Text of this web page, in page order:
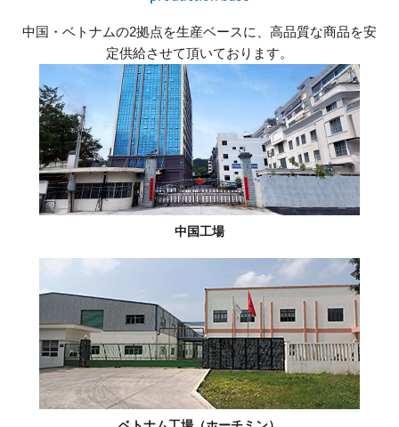
中国工場
中国・ベトナムの2拠点を生産ベースに、高品質な商品を安
定供給させて頂いております。